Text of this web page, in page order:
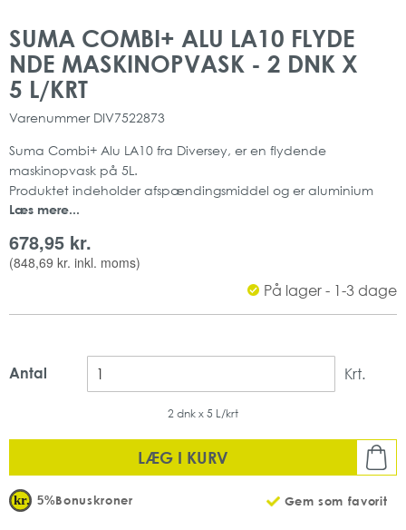
SUMA COMBI+ ALU LA10 FLYDE
NDE MASKINOPVASK - 2 DNK X
5 L/KRT
Varenummer DIV7522873
Suma Combi+ Alu LA10 fra Diversey, er en flydende
maskinopvask på 5L.
Produktet indeholder afspændingsmiddel og er aluminium
sikret
Fra Diversey
10 L
Læs mere...
678,95 kr.
(848,69 kr. inkl. moms)
På lager - 1-3 dage
Antal Krt.
2 dnk x 5 L/krt
LÆG I KURV
Gem som favorit
5%Bonuskroner
slutningen
af
billedgalleriet
starten
af
billedgalleriet